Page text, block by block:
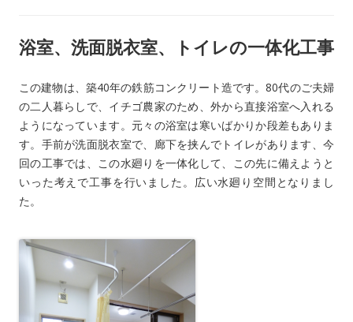
浴室、洗面脱衣室、トイレの一体化工事
この建物は、築40年の鉄筋コンクリート造です。80代のご夫婦
の二人暮らしで、イチゴ農家のため、外から直接浴室へ入れる
ようになっています。元々の浴室は寒いばかりか段差もありま
す。手前が洗面脱衣室で、廊下を挟んでトイレがあります、今
回の工事では、この水廻りを一体化して、この先に備えようと
いった考えで工事を行いました。広い水廻り空間となりまし
た。